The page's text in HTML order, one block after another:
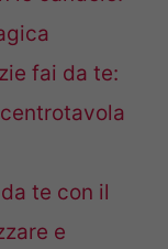
fai da te:
te con il
e